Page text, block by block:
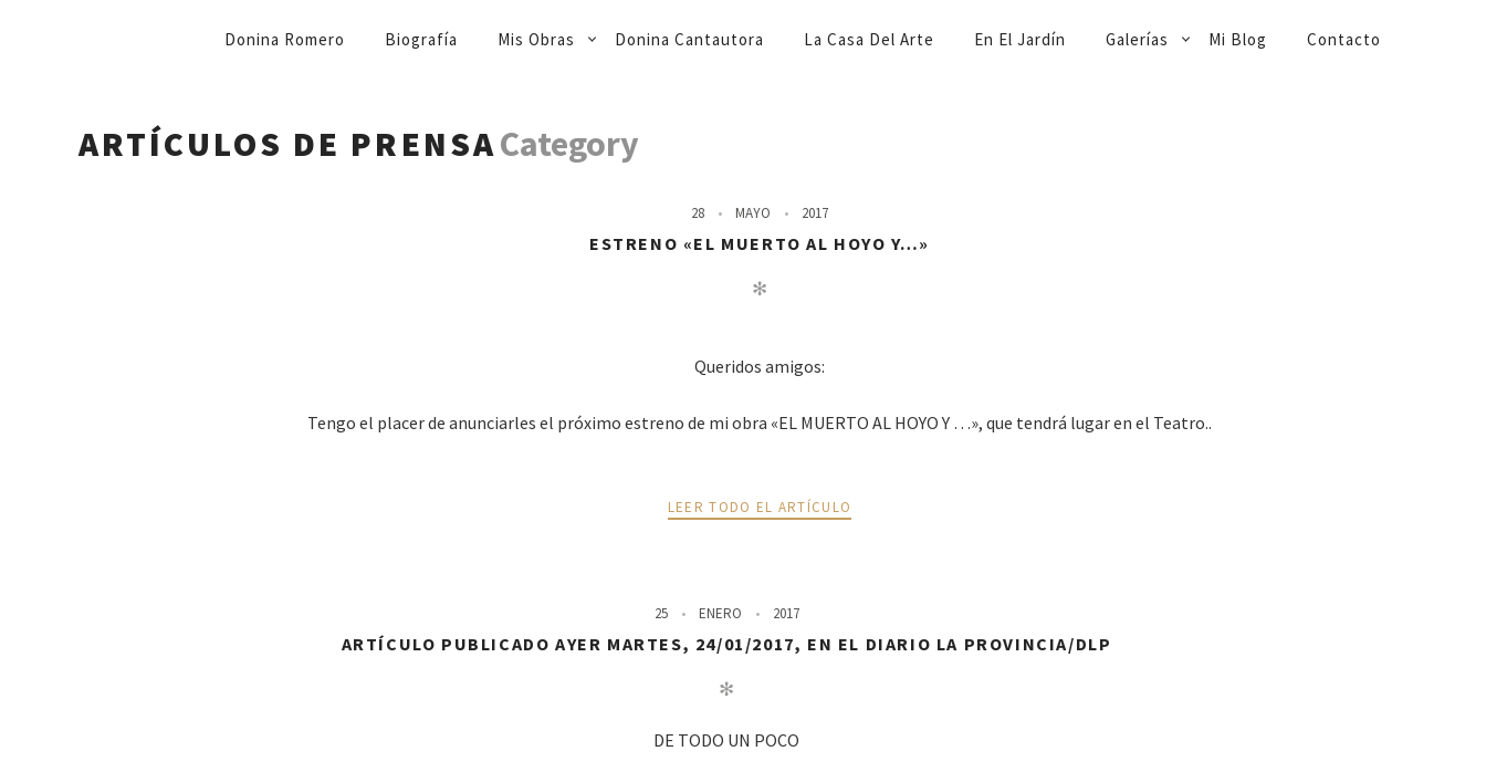
NAVEGACIÓN
Donina Romero Biografía Mis Obras Donina Cantautora La Casa Del Arte En El Jardín Galerías Mi Blog Contacto
ARTÍCULOS DE PRENSACategory
28 MAYO 2017
ESTRENO «EL MUERTO AL HOYO Y…»
✻
Queridos amigos:
Tengo el placer de anunciarles el próximo estreno de mi obra «EL MUERTO AL HOYO Y …», que tendrá lugar en el Teatro..
LEER TODO EL ARTÍCULO
25 ENERO 2017
ARTÍCULO PUBLICADO AYER MARTES, 24/01/2017, EN EL DIARIO LA PROVINCIA/DLP
✻
DE TODO UN POCO